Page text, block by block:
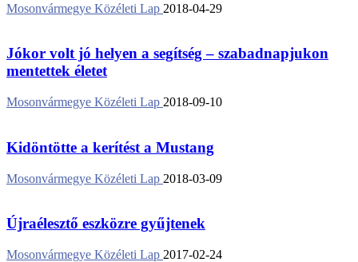
Mosonvármegye Közéleti Lap 2018-04-29
Jókor volt jó helyen a segítség – szabadnapjukon
mentettek életet
Mosonvármegye Közéleti Lap 2018-09-10
Kidöntötte a kerítést a Mustang
Mosonvármegye Közéleti Lap 2018-03-09
Újraélesztő eszközre gyűjtenek
Mosonvármegye Közéleti Lap 2017-02-24